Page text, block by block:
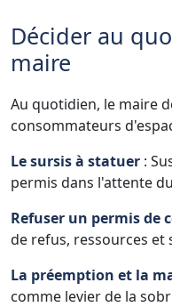
Décider au
maire
Au quotidien, le maire
consommateurs
Le sursis à statuer :
permis dans l'attente
Refuser un permis de
de refus, ressources et
La préemption et la
comme levier de la